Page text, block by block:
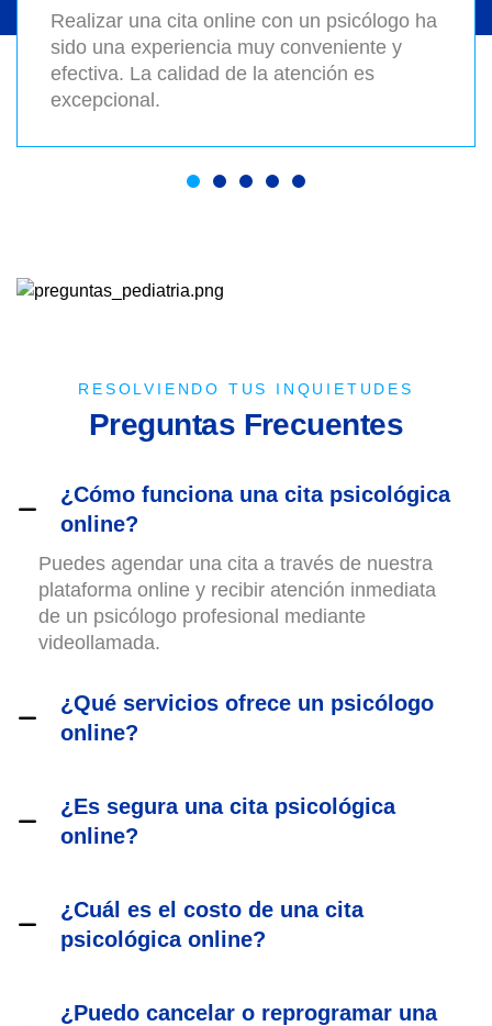
Realizar una cita online con un psicólogo ha
sido una experiencia muy conveniente y
efectiva. La calidad de la atención es
excepcional.
RESOLVIENDO TUS INQUIETUDES
Preguntas Frecuentes
¿Cómo funciona una cita psicológica
online?
Puedes agendar una cita a través de nuestra
plataforma online y recibir atención inmediata
de un psicólogo profesional mediante
videollamada.
¿Qué servicios ofrece un psicólogo
online?
¿Es segura una cita psicológica
online?
¿Cuál es el costo de una cita
psicológica online?
¿Puedo cancelar o reprogramar una